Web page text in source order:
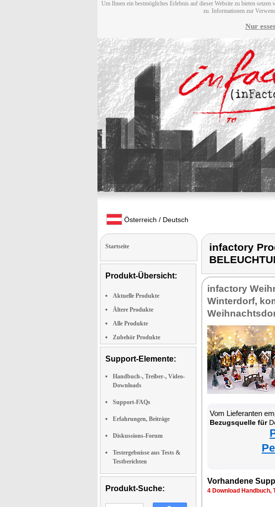
Um Ihnen ein bestmögliches Erlebnis auf dieser Website zu bieten
zu. Informationen zur
Nur
Österreich / Deutsch
Startseite
Produkt-Übersicht:
Aktuelle Produkte
Ältere Produkte
Alle Produkte
Zubehör Produkte
Support-Elemente:
Handbuch-, Treiber-, Video-
Downloads
Support-FAQs
Erfahrungen, Beiträge
Diskussions-Forum
Testergebnisse aus Tests &
Testberichten
Produkt-Suche:
infactory
infactory
Winterdorf,
Vom Lieferanten
Bezugsquelle für
Vorhandene
4 Download Handbuch,